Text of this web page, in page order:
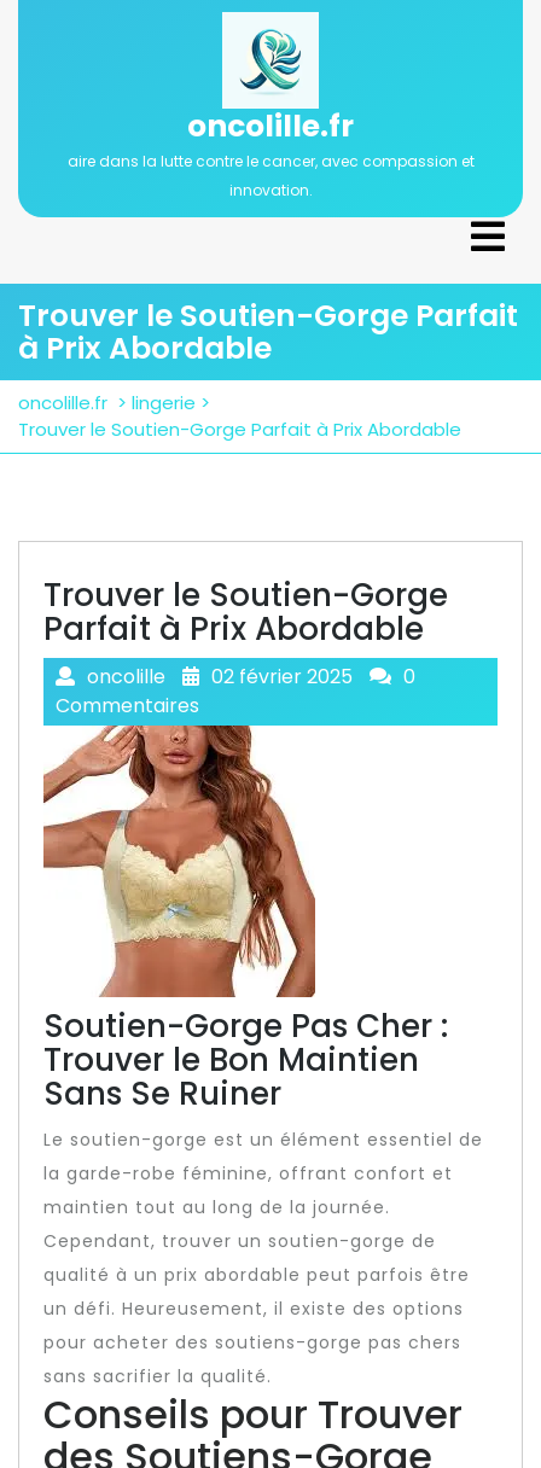
oncolille.fr
aire dans la lutte contre le cancer, avec compassion et
innovation.
Trouver le Soutien-Gorge Parfait
à Prix Abordable
oncolille.fr > lingerie >
Trouver le Soutien-Gorge Parfait à Prix Abordable
Trouver le Soutien-Gorge
Parfait à Prix Abordable
oncolille 02 février 2025
0
Commentaires
Soutien-Gorge Pas Cher :
Trouver le Bon Maintien
Sans Se Ruiner
Le soutien-gorge est un élément essentiel de
la garde-robe féminine, offrant confort et
maintien tout au long de la journée.
Cependant, trouver un soutien-gorge de
qualité à un prix abordable peut parfois être
un défi. Heureusement, il existe des options
pour acheter des soutiens-gorge pas chers
sans sacrifier la qualité.
Conseils pour Trouver
des Soutiens-Gorge